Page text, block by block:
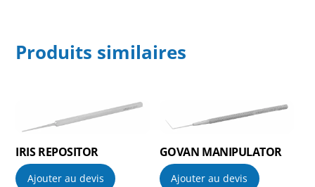
Produits similaires
IRIS REPOSITOR
Ajouter au devis
GOVAN MANIPULATOR
Ajouter au devis